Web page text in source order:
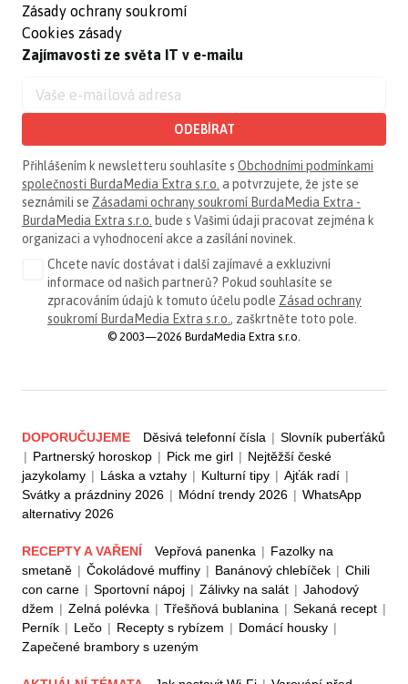
Zásady ochrany soukromí
Cookies zásady
Zajímavosti ze světa IT v e-mailu
ODEBÍRAT
Přihlášením k newsletteru souhlasíte s Obchodními podmínkami
společnosti BurdaMedia Extra s.r.o. a potvrzujete, že jste se
seznámili se Zásadami ochrany soukromí BurdaMedia Extra -
BurdaMedia Extra s.r.o. bude s Vašimi údaji pracovat zejména k
organizaci a vyhodnocení akce a zasílání novinek.
Chcete navíc dostávat i další zajímavé a exkluzivní
informace od našich partnerů? Pokud souhlasíte se
zpracováním údajů k tomuto účelu podle Zásad ochrany
soukromí BurdaMedia Extra s.r.o. , zaškrtněte toto pole.
© 2003—2026 BurdaMedia Extra s.r.o.
DOPORUČUJEME Děsivá telefonní čísla | Slovník puberťáků
| Partnerský horoskop | Pick me girl | Nejtěžší české
jazykolamy | Láska a vztahy | Kulturní tipy | Ajťák radí |
Svátky a prázdniny 2026 | Módní trendy 2026 | WhatsApp
alternativy 2026
RECEPTY A VAŘENÍ Vepřová panenka | Fazolky na
smetaně | Čokoládové muffiny | Banánový chlebíček | Chili
con carne | Sportovní nápoj | Zálivky na salát | Jahodový
džem | Zelná polévka | Třešňová bublanina | Sekaná recept |
Perník | Lečo | Recepty s rybízem | Domácí housky |
Zapečené brambory s uzeným